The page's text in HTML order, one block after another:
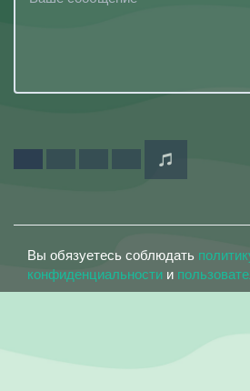
Вы обязуетесь соблюдать
конфиденциальности и